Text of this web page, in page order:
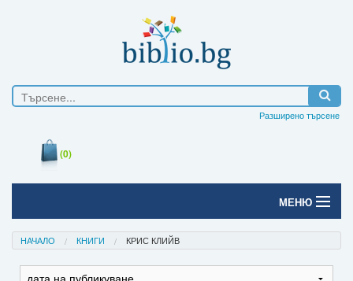
Разширено търсене
(0)
МЕНЮ
Начало
Печатни книги
НАЧАЛО КНИГИ КРИС КЛИЙВ